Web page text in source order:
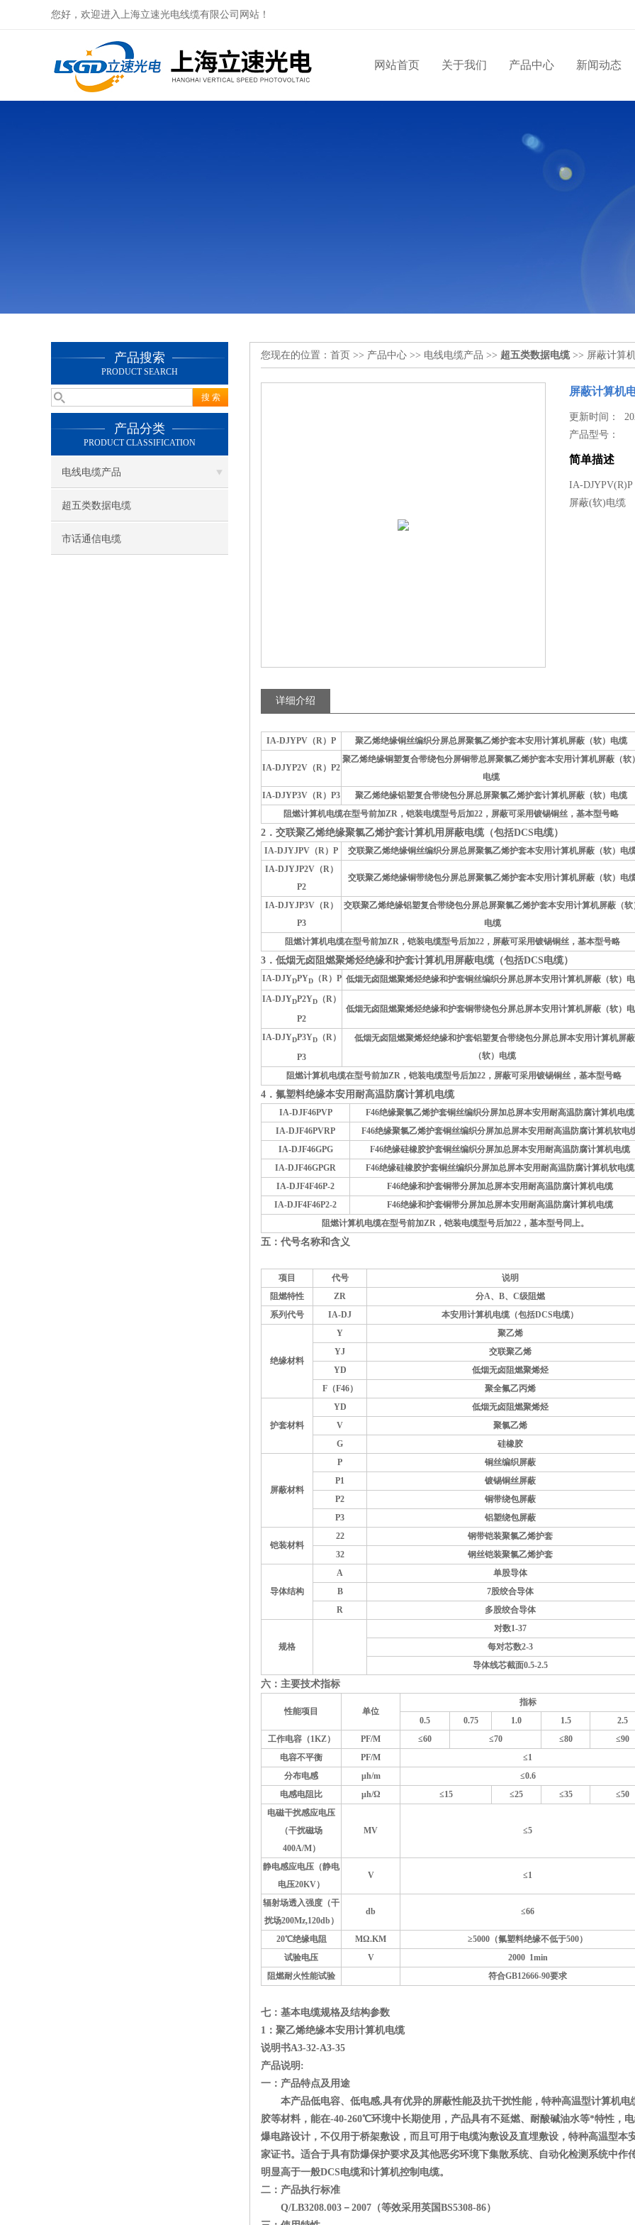
您好，欢迎进入上海立速光电线缆有限公司网站！
网站首页 关于我们 产品中心 新闻动态
产品搜索
PRODUCT SEARCH
产品分类
PRODUCT CLASSIFICATION
电线电缆产品
超五类数据电缆
市话通信电缆
您现在的位置： 首页 >> 产品中心 >> 电线电缆产品 >> 超五类数据电缆>> 屏蔽计算
屏蔽计算机
更新时间：
产品型号：
简单描述
IA-
屏蔽(软)电缆
详细介绍
IA-DJYPV（R）P 聚乙烯绝缘铜丝编织分屏总屏聚氯乙烯护套本安用计算机屏蔽（软）电缆
IA-DJYP2V（R）P2
聚乙烯绝缘铜塑复合带绕包分屏铜带总屏聚氯乙烯护套本安用计算机屏蔽（软）
电缆
IA-DJYP3V（R）P3
聚乙烯绝缘铝塑复合带绕包分屏总屏聚氯乙烯护套计算机屏蔽（软）电缆
阻燃计算机电缆在型号前加ZR，铠装电缆型号后加22，屏蔽可采用镀锡铜丝，基本型号略
2 ．交联聚乙烯绝缘聚氯乙烯护套计算机用屏蔽电缆（包括DCS电缆）
IA-DJYJPV（R）P
交联聚乙烯绝缘铜丝编织分屏总屏聚氯乙烯护套本安用计算机屏蔽（软）电
IA-DJYJP2V（R）
P2
交联聚乙烯绝缘铜带绕包分屏总屏聚氯乙烯护套本安用计算机屏蔽（软）电
IA-DJYJP3V（R）
P3
交联聚乙烯绝缘铝塑复合带绕包分屏总屏聚氯乙烯护套本安用计算机屏蔽（软
电缆
阻燃计算机电缆在型号前加ZR，铠装电缆型号后加22，屏蔽可采用镀锡铜丝，基本型号略
3 ．低烟无卤阻燃聚烯烃绝缘和护套计算机用屏蔽电缆（包括DCS电缆）
IA-DJYDPYD（R）P 低烟无卤阻燃聚烯烃绝缘和护套铜丝编织分屏总屏本安用计算机屏蔽（软）
IA-DJYDP2YD （R）
P2
低烟无卤阻燃聚烯烃绝缘和护套铜带绕包分屏总屏本安用计算机屏蔽（软）
IA-DJYDP3YD （R）
P3
低烟无卤阻燃聚烯烃绝缘和护套铝塑复合带绕包分屏总屏本安用计算机屏蔽
（软）电缆
阻燃计算机电缆在型号前加ZR，铠装电缆型号后加22，屏蔽可采用镀锡铜丝，基本型号略
4 ．氟塑料绝缘本安用耐高温防腐计算机电缆
IA-DJF46PVP F46绝缘聚氯乙烯护套铜丝编织分屏加总屏本安用耐高温防腐计算机电缆
IA-DJF46PVRP
F46绝缘聚氯乙烯护套铜丝编织分屏加总屏本安用耐高温防腐计算机软电
IA-DJF46GPG
F46绝缘硅橡胶护套铜丝编织分屏加总屏本安用耐高温防腐计算机电缆
IA-DJF46GPGR
F46绝缘硅橡胶护套铜丝编织分屏加总屏本安用耐高温防腐计算机软电缆
IA-DJF4F46P-2
F46绝缘和护套铜带分屏加总屏本安用耐高温防腐计算机电缆
IA-DJF4F46P2-2
F46绝缘和护套铜带分屏加总屏本安用耐高温防腐计算机电缆
阻燃计算机电缆在型号前加ZR，铠装电缆型号后加22，基本型号同上。
五：代号名称和含义
项目 代号
说明
阻燃特性
ZR
分A、B、C级阻燃
系列代号
IA-DJ 本安用计算机电缆（包括DCS电缆）
绝缘材料
Y
聚乙烯
YJ
交联聚乙烯
YD
低烟无卤阻燃聚烯烃
F（F46）
聚全氟乙丙烯
护套材料
YD
低烟无卤阻燃聚烯烃
V
聚氯乙烯
G
硅橡胶
屏蔽材料
P
铜丝编织屏蔽
P1
镀锡铜丝屏蔽
P2
铜带绕包屏蔽
P3
铝塑绕包屏蔽
铠装材料
22
钢带铠装聚氯乙烯护套
32
钢丝铠装聚氯乙烯护套
导体结构
A
单股导体
B
7股绞合导体
R
多股绞合导体
规格
对数1-37
每对芯数2-3
导体线芯截面0.5-2.5
六：主要技术指标
性能项目 单位
指标
0.5
0.75 1.0 1.5
2.5
工作电容（1KZ）
PF/M ≤60 ≤70 ≤80
≤90
电容不平衡
PF/M
≤1
分布电感
μh/m
≤0.6
电感电阻比
μh/Ω ≤15 ≤25 ≤35
≤50
电磁干扰感应电压
（干扰磁场
400A/M）
MV ≤5
静电感应电压（静电
电压20KV）
V ≤1
辐射场透入强度（干
扰场200Mz,120db）
db ≤66
20℃绝缘电阻 MΩ.KM
≥5000（氟塑料绝缘不低于500）
试验电压
V 2000 1min
阻燃耐火性能试验
符合GB12666-90要求
七：基本电缆规格及结构参数
1 ：聚乙烯绝缘本安用计算机电缆
说明书A3-32-A3-35
产品说明:
一：产品特点及用途
本产品低电容、低电感,具有优异的屏蔽性能及抗干扰性能，特种高温型计算机电
胶等材料，能在-40-260℃环境中长期使用，产品具有不延燃、耐酸碱油水等*特性，
爆电路设计，不仅用于桥架敷设，而且可用于电缆沟敷设及直埋敷设，特种高温型本
家证书。适合于具有防爆保护要求及其他恶劣环境下集散系统、自动化检测系统中作
明显高于一般DCS电缆和计算机控制电缆。
二：产品执行标准
Q/LB3208.003－2007（等效采用英国BS5308-86）